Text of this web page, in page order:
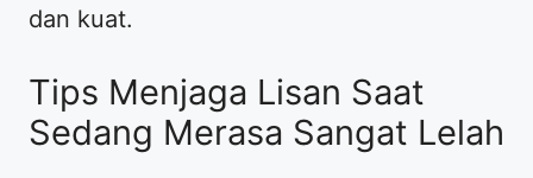
dan kuat.
Tips Menjaga Lisan Saat
Sedang Merasa Sangat Lelah